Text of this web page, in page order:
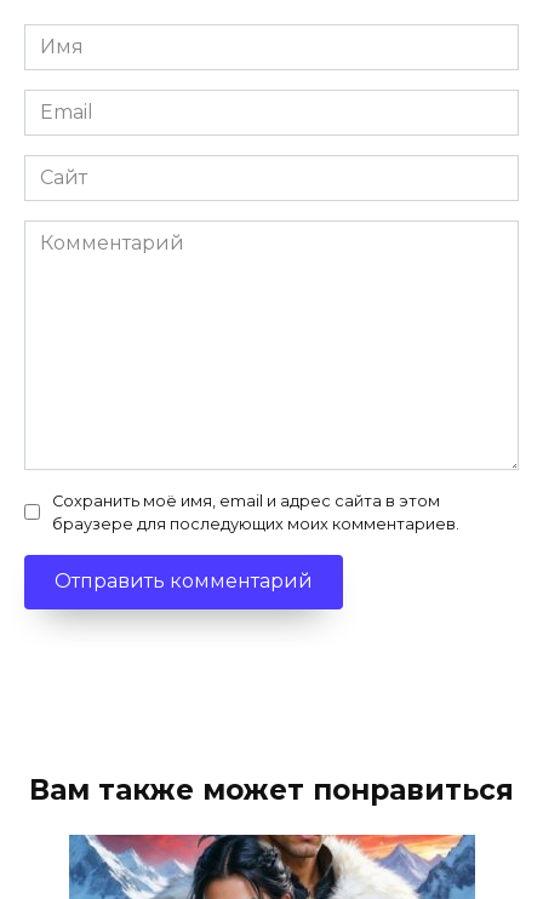
Имя
*
Email
*
Сайт
Комментарий
Сохранить моё имя, email и адрес сайта в этом
браузере для последующих моих комментариев.
Вам также может понравиться